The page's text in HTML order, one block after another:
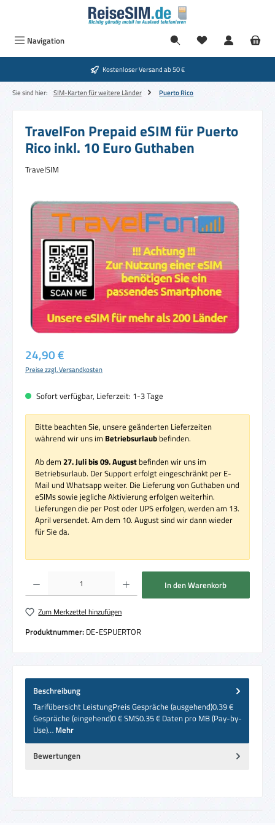
Zum Hauptinhalt springen
Navigation
Kostenloser Versand ab 50 €
Sie sind hier: SIM-Karten für weitere Länder Puerto Rico
TravelFon Prepaid eSIM für Puerto
Rico inkl. 10 Euro Guthaben
TravelSIM
Bildergalerie überspringen
Regulärer Preis:
24,90 €
Preise zzgl. Versandkosten
Sofort verfügbar, Lieferzeit: 1-3 Tage
Bitte beachten Sie, unsere geänderten Lieferzeiten
während wir uns im Betriebsurlaub befinden.
Ab dem 27. Juli bis 09. August befinden wir uns im
Betriebsurlaub. Der Support erfolgt eingeschränkt per E-
Mail und Whatsapp weiter. Die Lieferung von Guthaben und
eSIMs sowie jegliche Aktivierung erfolgen weiterhin.
Lieferungen die per Post oder UPS erfolgen, werden am 13.
April versendet. Am dem 10. August sind wir dann wieder
für Sie da.
Produkt Anzahl: Gib den gewünschten Wert ein oder benutze die Schaltflächen um
In den Warenkorb
Zum Merkzettel hinzufügen
Produktnummer: DE-ESPUERTOR
Beschreibung
Tarifübersicht LeistungPreis Gespräche (ausgehend)0.39 €
Gespräche (eingehend)0 € SMS0.35 € Daten pro MB (Pay-by-
Use)… Mehr
Bewertungen